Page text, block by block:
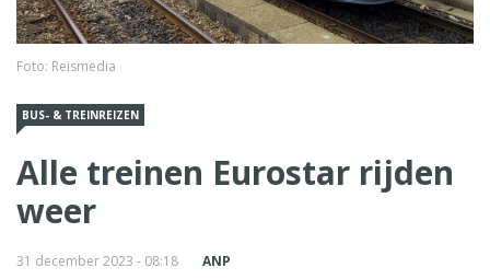
Foto: Reismedia
BUS- & TREINREIZEN
Alle treinen Eurostar rijden
weer
31 december 2023 - 08:18 ANP